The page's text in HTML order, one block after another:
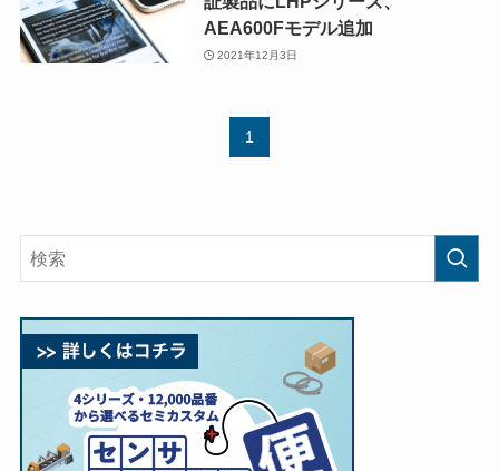
AEA600Fモデル追加
2021年12月3日
1